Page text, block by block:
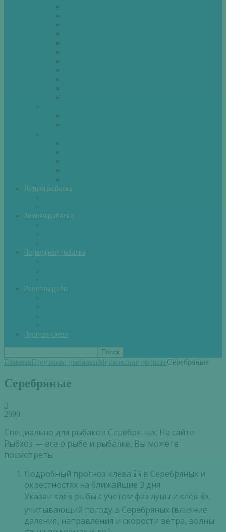
Летняя рыбалка
Зимняя рыбалка
Подводная рыбалка
Рецепты рыбы
Прогноз клева
ГлавнаяПрогнозы рыбалкиМосковская областьСеребряные
Серебряные
0
2690
Специально для рыбаков Серебряных. На сайте
Рыбхоз — все о рыбе и рыбалке, Вы можете
посмотреть:
Подробный прогноз клева 🎣 в Серебряных и
окрестностях на ближайшие 3 дня
Указан клёв рыбы с учетом фаз луны и клёв 👍,
учитывающий погоду в Серебряных (влияние
даления, направления и скорости ветра, волны